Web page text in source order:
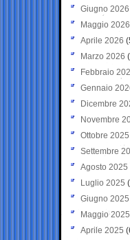
Giugno 2026
Maggio 2026
Aprile 2026
Marzo 2026
Febbraio
Gennaio
Dicembre
Novembre
Ottobre 2025
Settembre
Agosto 2025
Luglio 2025
Giugno 2025
Maggio 2025
Aprile 2025